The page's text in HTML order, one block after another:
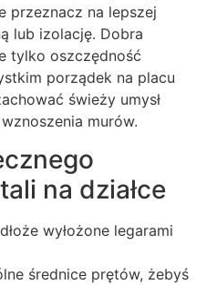
przeznacz na lepszej
lub izolację. Dobra
tylko oszczędność
porządek na placu
świeży umysł
murów.
na działce
wyłożone legarami
średnice prętów, żebyś